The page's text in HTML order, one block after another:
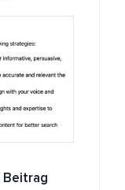
Beitrag